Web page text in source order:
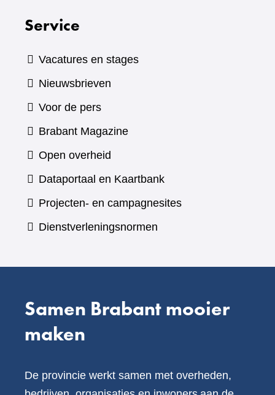
Service
Vacatures en stages
Nieuwsbrieven
Voor de pers
Brabant Magazine(verwijst
andere
website)
Open overheid
Dataportaal en Kaartbank(verwijst
naar
Projecten- en campagnesites
Dienstverleningsnormen
Samen Brabant mooier
maken
De provincie werkt samen met overheden,